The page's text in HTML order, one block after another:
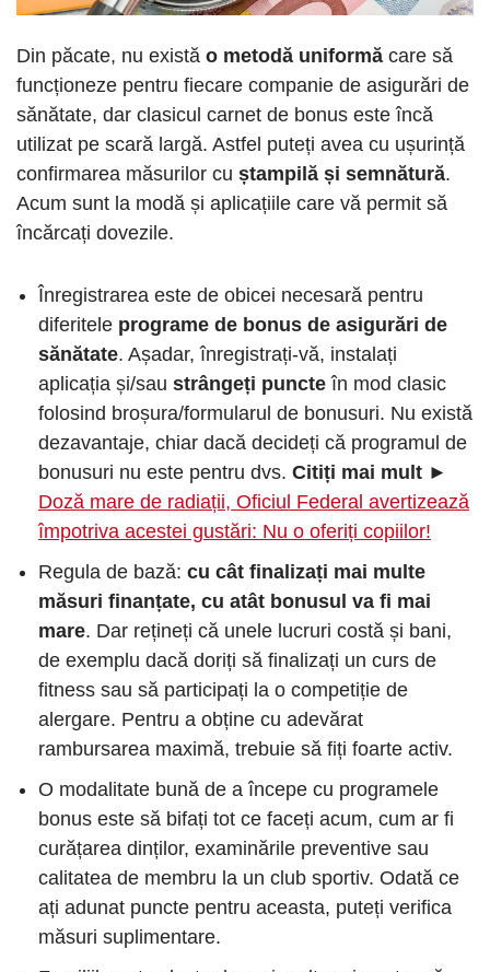
Din păcate, nu există o metodă uniformă care să
funcționeze pentru fiecare companie de asigurări de
sănătate, dar clasicul carnet de bonus este încă
utilizat pe scară largă. Astfel puteți avea cu ușurință
confirmarea măsurilor cu ștampilă și semnătură.
Acum sunt la modă și aplicațiile care vă permit să
încărcați dovezile.
Înregistrarea este de obicei necesară pentru
diferitele programe de bonus de asigurări de
sănătate. Așadar, înregistrați-vă, instalați
aplicația și/sau strângeți puncte în mod clasic
folosind broșura/formularul de bonusuri. Nu există
dezavantaje, chiar dacă decideți că programul de
bonusuri nu este pentru dvs. Citiți mai mult ►
Doză mare de radiații, Oficiul Federal avertizează
împotriva acestei gustări: Nu o oferiți copiilor!
Regula de bază: cu cât finalizați mai multe
măsuri finanțate, cu atât bonusul va fi mai
mare. Dar rețineți că unele lucruri costă și bani,
de exemplu dacă doriți să finalizați un curs de
fitness sau să participați la o competiție de
alergare. Pentru a obține cu adevărat
rambursarea maximă, trebuie să fiți foarte activ.
O modalitate bună de a începe cu programele
bonus este să bifați tot ce faceți acum, cum ar fi
curățarea dinților, examinările preventive sau
calitatea de membru la un club sportiv. Odată ce
ați adunat puncte pentru aceasta, puteți verifica
măsuri suplimentare.